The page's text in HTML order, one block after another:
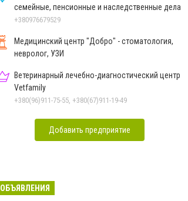
семейные, пенсионные и наследственные дела
+380976679529
Медицинский центр "Добро" - стоматология,
невролог, УЗИ
Ветеринарный лечебно-диагностический центр
Vetfamily
+380(96)911-75-55, +380(67)911-19-49
Добавить предприятие
ОБЪЯВЛЕНИЯ